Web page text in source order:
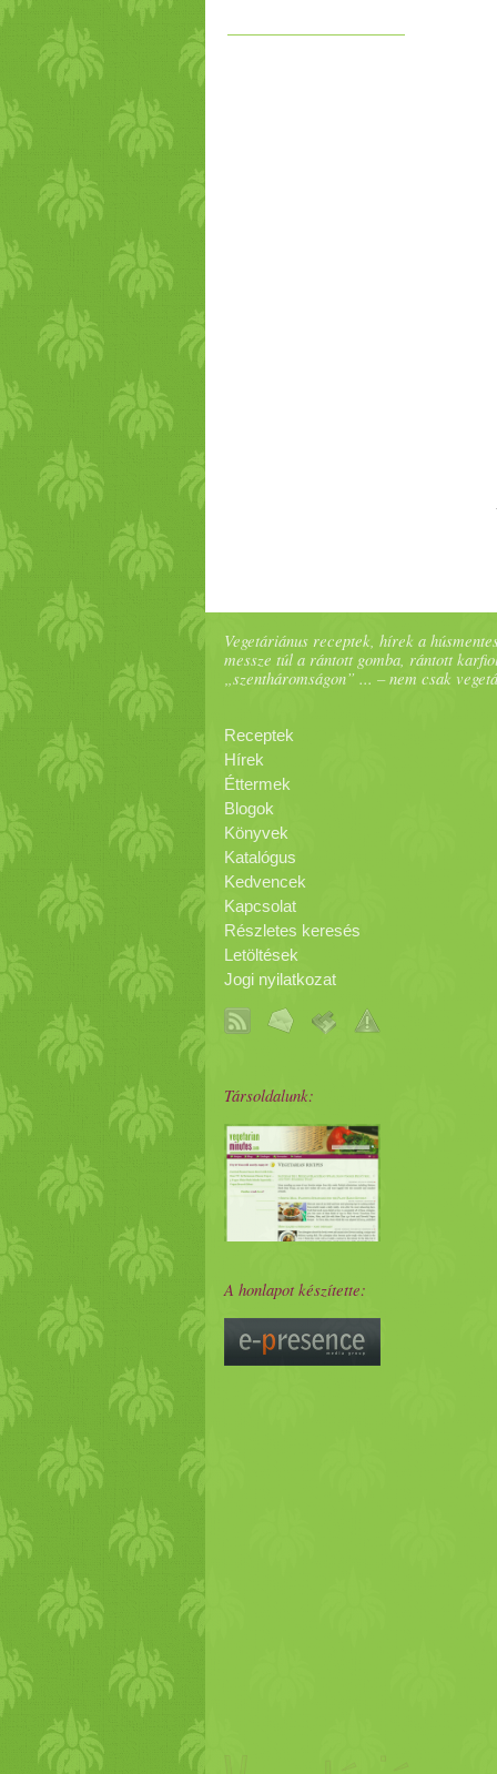
Vegetáriánus receptek, hírek a
messze túl a rántott gomba, rántott
„szentháromságon” ... – nem csak
Receptek
Hírek
Éttermek
Blogok
Könyvek
Katalógus
Kedvencek
Kapcsolat
Részletes keresés
Letöltések
Jogi nyilatkozat
Társoldalunk:
A honlapot készítette: